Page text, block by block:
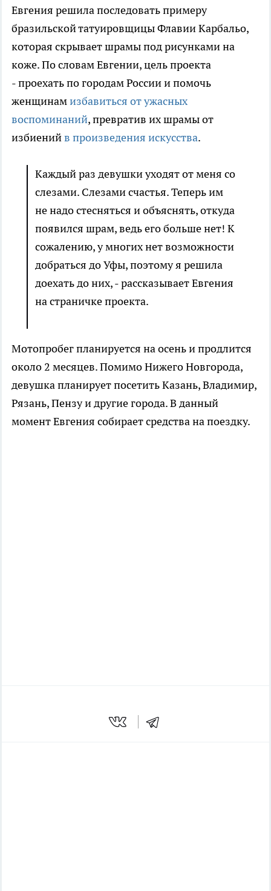
Евгения решила последовать примеру
бразильской татуировщицы Флавии Карбальо,
которая скрывает шрамы под рисунками на
коже. По словам Евгении, цель проекта
- проехать по городам России и помочь
женщинамизбавиться от ужасных
воспоминаний, превратив их шрамы от
избиенийв произведения искусства.
Каждый раз девушки уходят от меня со
слезами. Слезами счастья. Теперь им
не надо стесняться и объяснять, откуда
появился шрам, ведь его больше нет! К
сожалению, у многих нет возможности
добраться до Уфы, поэтому я решила
доехать до них, - рассказывает Евгения
на страничке проекта.
Мотопробег планируется на осень и продлится
около 2 месяцев. Помимо Нижего Новгорода,
девушка планирует посетить Казань, Владимир,
Рязань, Пензу и другие города. В данный
момент Евгения собирает средства на поездку.